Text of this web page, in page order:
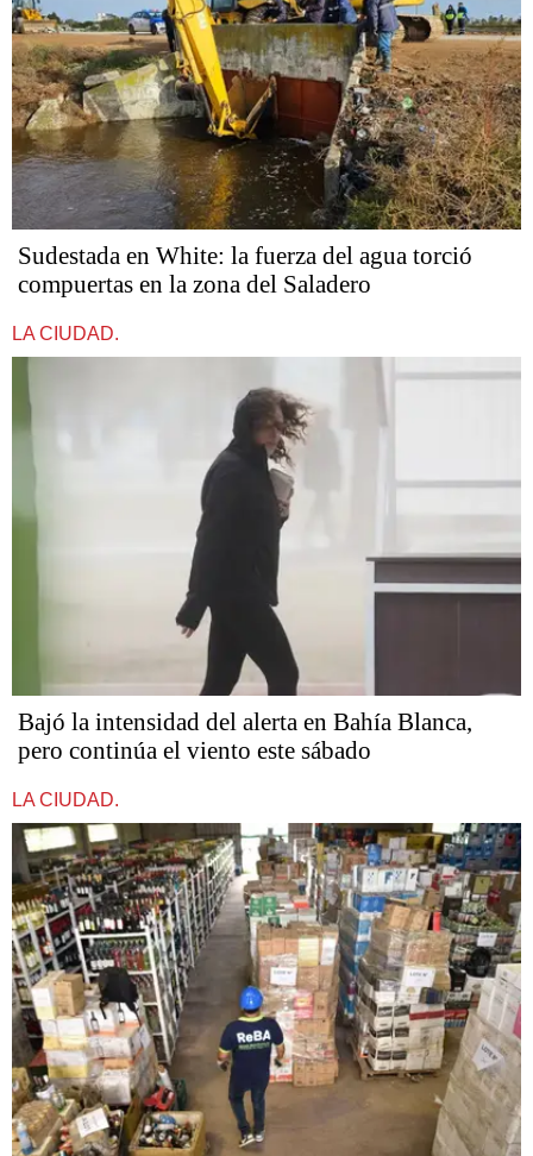
Sudestada en White: la fuerza del agua torció
compuertas en la zona del Saladero
LA CIUDAD.
Bajó la intensidad del alerta en Bahía Blanca,
pero continúa el viento este sábado
LA CIUDAD.